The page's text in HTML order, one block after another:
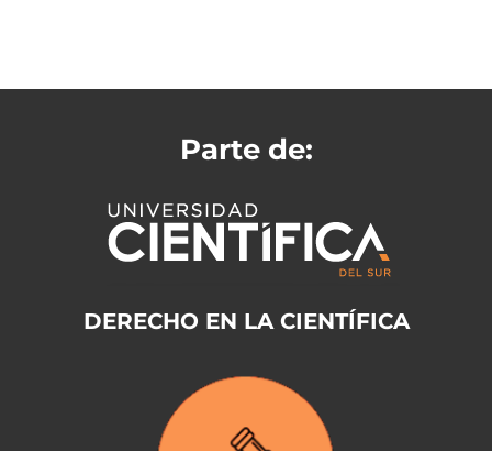
Parte de:
DERECHO EN LA CIENTÍFICA